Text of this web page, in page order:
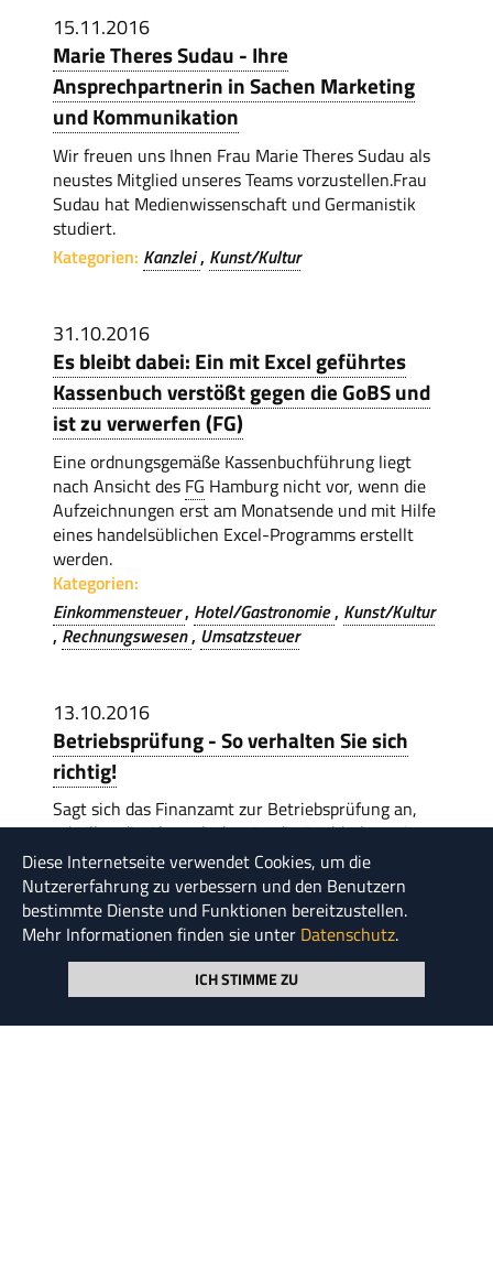
15.11.2016
Marie Theres Sudau - Ihre
Ansprechpartnerin in Sachen Marketing
und Kommunikation
Wir freuen uns Ihnen Frau Marie Theres Sudau als
neustes Mitglied unseres Teams vorzustellen.Frau
Sudau hat Medienwissenschaft und Germanistik
studiert.
Kategorien: Kanzlei Kunst/Kultur
31.10.2016
Es bleibt dabei: Ein mit Excel geführtes
Kassenbuch verstößt gegen die GoBS und
ist zu verwerfen (FG)
Eine ordnungsgemäße Kassenbuchführung liegt
nach Ansicht des FG Hamburg nicht vor, wenn die
Aufzeichnungen erst am Monatsende und mit Hilfe
eines handelsüblichen Excel-Programms erstellt
werden.
Kategorien:
Einkommensteuer Hotel/Gastronomie Kunst/Kultur
Rechnungswesen Umsatzsteuer
13.10.2016
Betriebsprüfung - So verhalten Sie sich
richtig!
Sagt sich das Finanzamt zur Betriebsprüfung an,
schrillen die Alarmglocken.Ist die Buchhaltung in
Ordnung, brauchen Sie sich kaum Sorgen zu
machen.
Kategorien:
Einkommensteuer Hotel/Gastronomie Immobilien
Kunst/Kultur Körperschaftsteuer Rechnungswesen
Umsatzsteuer Verfahrensrecht
Diese Internetseite verwendet Cookies, um die
Nutzererfahrung zu verbessern und den Benutzern
bestimmte Dienste und Funktionen bereitzustellen.
Mehr Informationen finden sie unter Datenschutz.
ICH STIMME ZU